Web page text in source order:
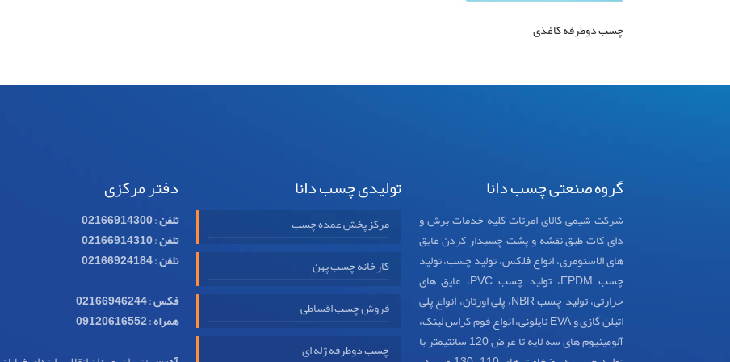
چسب دوطرفه کاغذی
گروه صنعتی چسب دانا
شرکت شیمی کالای امرتات کلیه خدمات برش و
دای کات طبق نقشه و پشت چسبدار کردن عایق
های الاستومری، انواع فلکس، تولید چسب، تولید
چسب EPDM، تولید چسب PVC، عایق های
حرارتی، تولید چسب NBR، پلی اورتان، انواع پلی
اتیلن گازی و EVA نایلونی، انواع فوم کراس لینک،
آلومینیوم های سه لایه تا عرض 120 سانتیمتر با
تولیدی چسب دانا
مرکز پخش عمده چسب
کارخانه چسب پهن
فروش چسب اقساطی
چسب دوطرفه ژله ای
دفتر مرکزی
تلفن:
02166914300
تلفن:
02166914310
تلفن:
02166924184
فکس:
02166946244
همراه:
09120616552